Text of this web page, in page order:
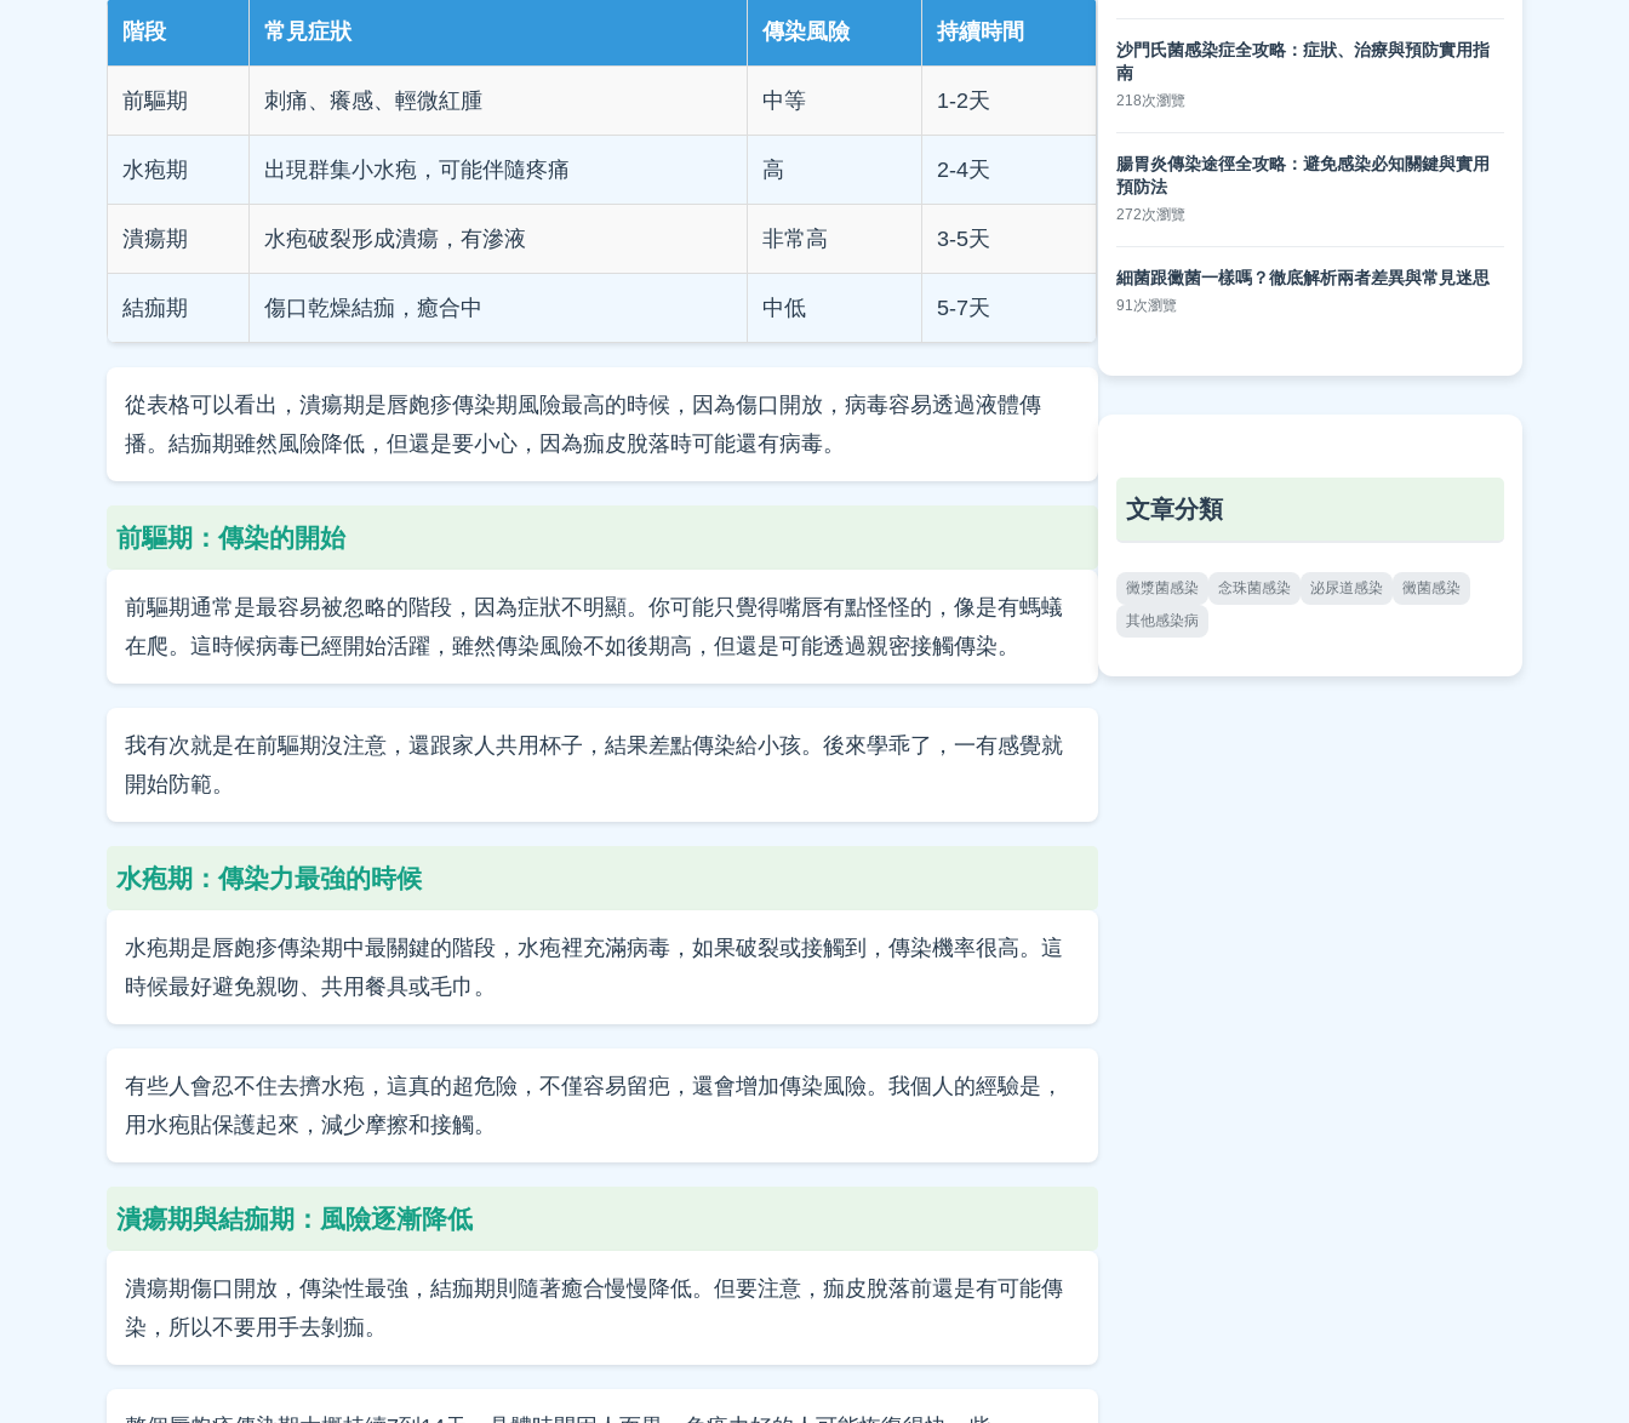
階段 常見症狀 傳染風險 持續時間
前驅期 刺痛、癢感、輕微紅腫 中等 1-2天
水疱期 出現群集小水疱，可能伴隨疼痛 高 2-4天
潰瘍期 水疱破裂形成潰瘍，有滲液 非常高 3-5天
結痂期 傷口乾燥結痂，癒合中 中低 5-7天
從表格可以看出，潰瘍期是唇皰疹傳染期風險最高的時候，因為傷口開放，病毒容易透過液體傳
播。結痂期雖然風險降低，但還是要小心，因為痂皮脫落時可能還有病毒。
前驅期：傳染的開始
前驅期通常是最容易被忽略的階段，因為症狀不明顯。你可能只覺得嘴唇有點怪怪的，像是有螞蟻
在爬。這時候病毒已經開始活躍，雖然傳染風險不如後期高，但還是可能透過親密接觸傳染。
我有次就是在前驅期沒注意，還跟家人共用杯子，結果差點傳染給小孩。後來學乖了，一有感覺就
開始防範。
水疱期：傳染力最強的時候
水疱期是唇皰疹傳染期中最關鍵的階段，水疱裡充滿病毒，如果破裂或接觸到，傳染機率很高。這
時候最好避免親吻、共用餐具或毛巾。
有些人會忍不住去擠水疱，這真的超危險，不僅容易留疤，還會增加傳染風險。我個人的經驗是，
用水疱貼保護起來，減少摩擦和接觸。
潰瘍期與結痂期：風險逐漸降低
潰瘍期傷口開放，傳染性最強，結痂期則隨著癒合慢慢降低。但要注意，痂皮脫落前還是有可能傳
染，所以不要用手去剝痂。
沙門氏菌感染症全攻略：症狀、治療與預防實用指
南
218次瀏覽
腸胃炎傳染途徑全攻略：避免感染必知關鍵與實用
預防法
272次瀏覽
細菌跟黴菌一樣嗎？徹底解析兩者差異與常見迷思
91次瀏覽
文章分類
黴漿菌感染 念珠菌感染 泌尿道感染
黴菌感染
其他感染病